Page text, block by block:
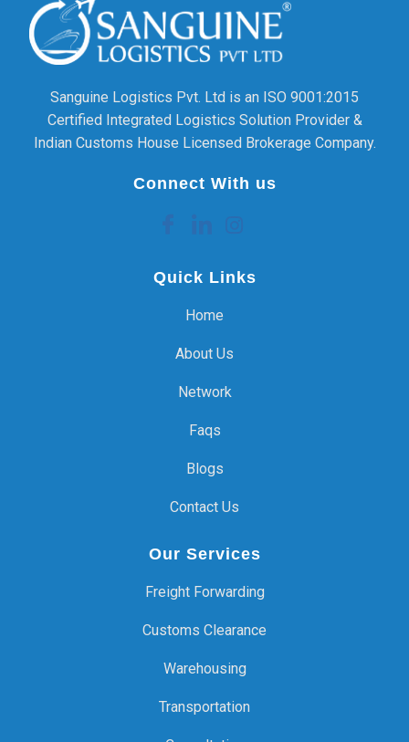
Sanguine Logistics Pvt. Ltd is an ISO 9001:2015
Certified Integrated Logistics Solution Provider &
Indian Customs House Licensed Brokerage Company.
Connect With us
Quick Links
Home
About Us
Network
Faqs
Blogs
Contact Us
Our Services
Freight Forwarding
Customs Clearance
Warehousing
Transportation